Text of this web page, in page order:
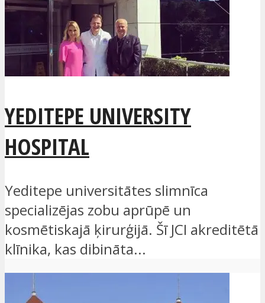
YEDITEPE UNIVERSITY
HOSPITAL
Yeditepe universitātes slimnīca
specializējas zobu aprūpē un
kosmētiskajā ķirurģijā. Šī JCI akreditētā
klīnika, kas dibināta...